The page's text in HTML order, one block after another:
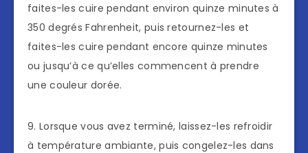
faites-les cuire pendant environ quinze minutes à
350 degrés Fahrenheit, puis retournez-les et
faites-les cuire pendant encore quinze minutes
ou jusqu’à ce qu’elles commencent à prendre
une couleur dorée.
9. Lorsque vous avez terminé, laissez-les refroidir
à température ambiante, puis congelez-les dans